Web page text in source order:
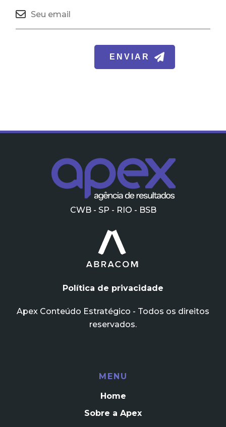
CWB - SP - RIO - BSB
Política de privacidade
Apex Conteúdo Estratégico - Todos os direitos
reservados.
MENU
Home
Sobre a Apex